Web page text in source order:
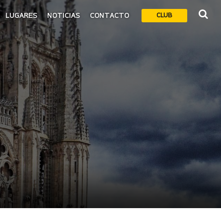
CLUB
LUGARES NOTICIAS CONTACTO